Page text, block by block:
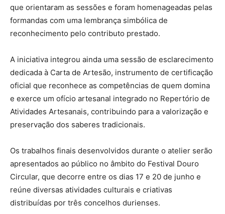
que orientaram as sessões e foram homenageadas pelas
formandas com uma lembrança simbólica de
reconhecimento pelo contributo prestado.
A iniciativa integrou ainda uma sessão de esclarecimento
dedicada à Carta de Artesão, instrumento de certificação
oficial que reconhece as competências de quem domina
e exerce um ofício artesanal integrado no Repertório de
Atividades Artesanais, contribuindo para a valorização e
preservação dos saberes tradicionais.
Os trabalhos finais desenvolvidos durante o atelier serão
apresentados ao público no âmbito do Festival Douro
Circular, que decorre entre os dias 17 e 20 de junho e
reúne diversas atividades culturais e criativas
distribuídas por três concelhos durienses.